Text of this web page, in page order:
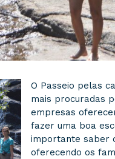
O Passeio pelas
mais procuradas
empresas
fazer uma boa
importante saber
oferecendo os